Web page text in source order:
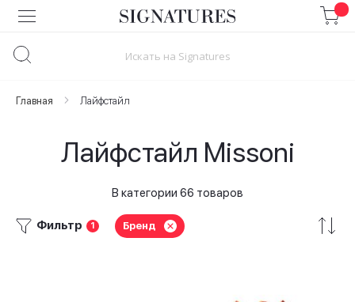
Skip
to
Главная Лайфстайл
Лайфстайл Missoni
В категории 66 товаров
Фильтр 1 Бренд